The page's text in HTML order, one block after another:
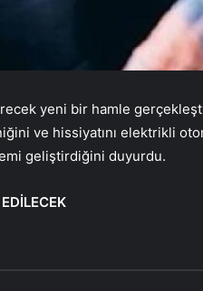
yeni bir hamle
ve hissiyatını elektrikli
geliştirdiğini duyurdu.